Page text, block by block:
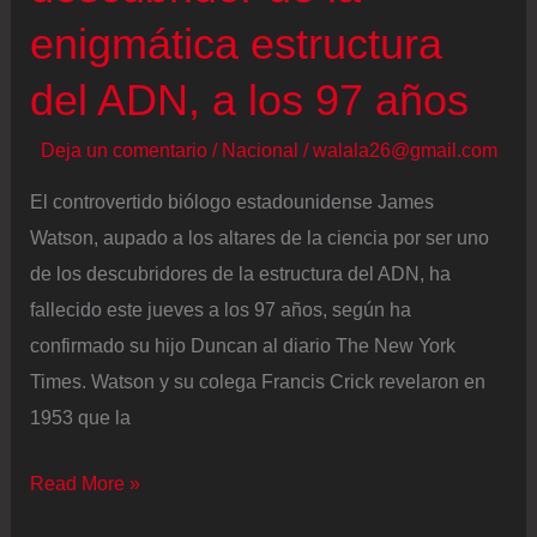
inmunes
abundantes
enigmática estructura
del ADN, a los 97 años
Deja un comentario / Nacional /walala26@gmail.com
El controvertido biólogo estadounidense James
Watson, aupado a los altares de la ciencia por ser uno
de los descubridores de la estructura del ADN, ha
fallecido este jueves a los 97 años, según ha
confirmado su hijo Duncan al diario The New York
Times. Watson y su colega Francis Crick revelaron en
1953 que la
Muere
Read More »